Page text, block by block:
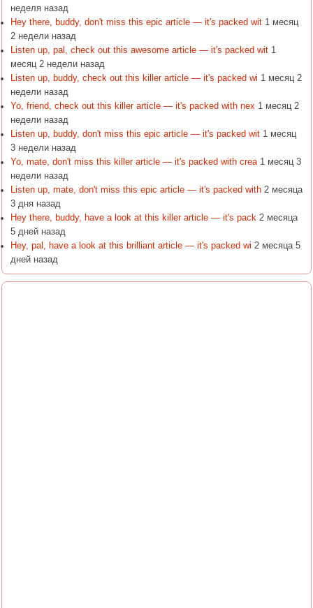
неделя назад
Hey there, buddy, don't miss this epic article — it's packed wit 1 месяц
2 недели назад
Listen up, pal, check out this awesome article — it's packed wit 1
месяц 2 недели назад
Listen up, buddy, check out this killer article — it's packed wi 1 месяц 2
недели назад
Yo, friend, check out this killer article — it's packed with nex 1 месяц 2
недели назад
Listen up, buddy, don't miss this epic article — it's packed wit 1 месяц
3 недели назад
Yo, mate, don't miss this killer article — it's packed with crea 1 месяц 3
недели назад
Listen up, mate, don't miss this epic article — it's packed with 2 месяца
3 дня назад
Hey there, buddy, have a look at this killer article — it's pack 2 месяца
5 дней назад
Hey, pal, have a look at this brilliant article — it's packed wi 2 месяца 5
дней назад